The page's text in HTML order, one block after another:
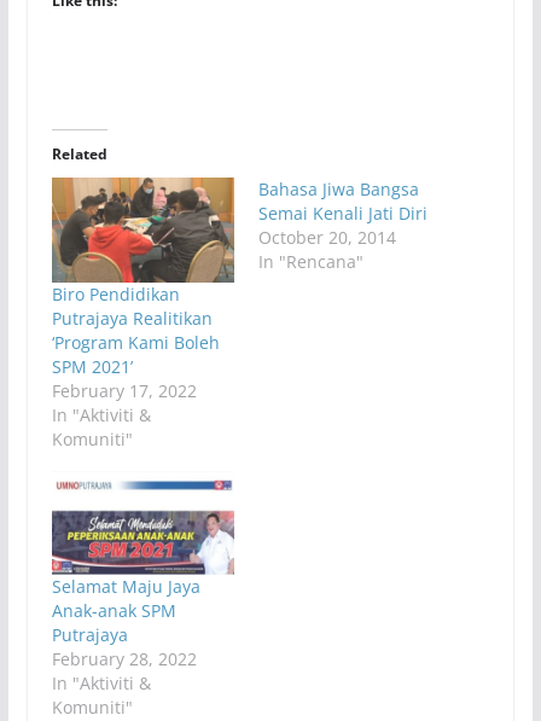
Related
Biro Pendidikan
Putrajaya Realitikan
‘Program Kami Boleh
SPM 2021’
February 17, 2022
In "Aktiviti &
Komuniti"
Bahasa Jiwa Bangsa
Semai Kenali Jati Diri
October 20, 2014
In "Rencana"
Selamat Maju Jaya
Anak-anak SPM
Putrajaya
February 28, 2022
In "Aktiviti &
Komuniti"